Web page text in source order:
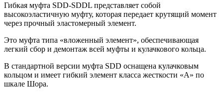
Гибкая муфта SDD-SDDL представляет собой
высокоэластичную муфту, которая передает крутящий момент
через прочный эластомерный элемент.
Это муфта типа «вложенный элемент», обеспечивающая
легкий сбор и демонтаж всей муфты и кулачкового кольца.
В стандартной версии муфта SDD оснащена кулачковым
кольцом и имеет гибкий элемент класса жесткости «А» по
шкале Шора.